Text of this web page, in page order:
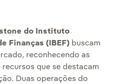
do Instituto
Finanças (IBEF) buscam
reconhecendo as
que se destacam
Duas operações do